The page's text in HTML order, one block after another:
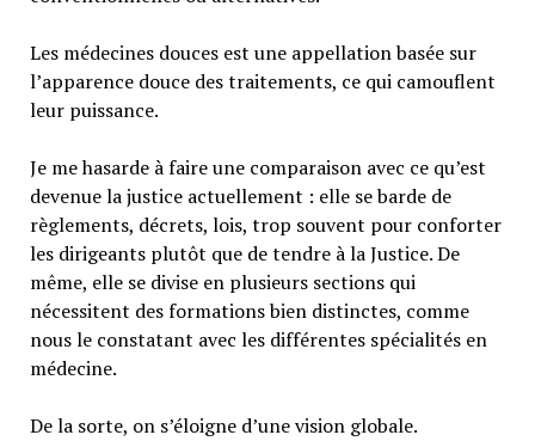
Les médecines douces est une appellation basée sur
l’apparence douce des traitements, ce qui camouflent
leur puissance.
Je me hasarde à faire une comparaison avec ce qu’est
devenue la justice actuellement : elle se barde de
règlements, décrets, lois, trop souvent pour conforter
les dirigeants plutôt que de tendre à la Justice. De
même, elle se divise en plusieurs sections qui
nécessitent des formations bien distinctes, comme
nous le constatant avec les différentes spécialités en
médecine.
De la sorte, on s’éloigne d’une vision globale.